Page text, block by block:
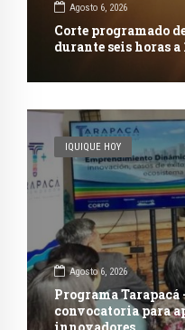
Agosto 6, 2026
Corte programado
durante seis horas
IQUIQUE HOY
Agosto 6, 2026
Programa Tarapacá
convocatoria para